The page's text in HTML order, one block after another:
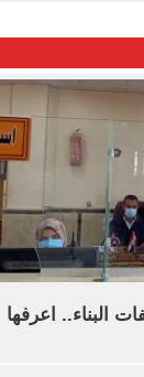
البناء.. اعرفها